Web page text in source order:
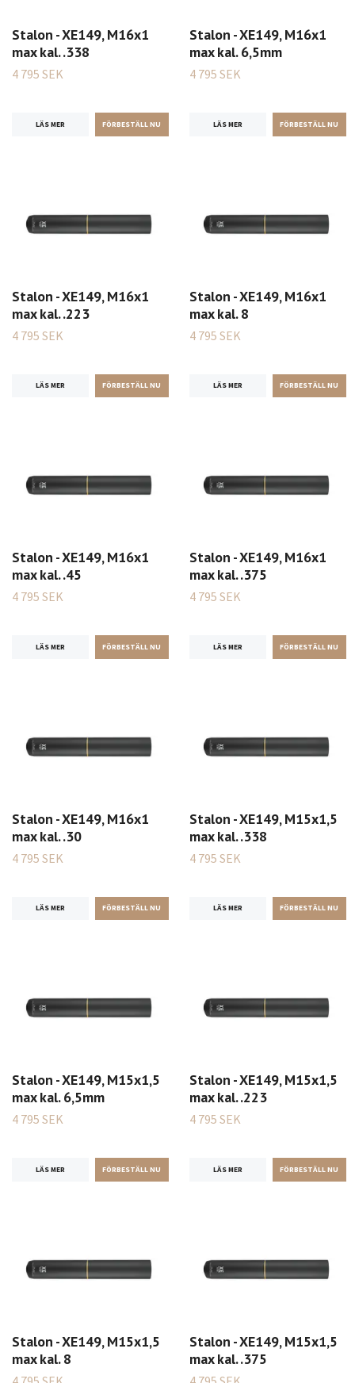
Stalon - XE149, M16x1
max kal. .338
4 795 SEK
LÄS MER
Stalon - XE149, M16x1
max kal. 6,5mm
4 795 SEK
LÄS MER
Stalon - XE149, M16x1
max kal. .223
4 795 SEK
LÄS MER
Stalon - XE149, M16x1
max kal. 8
4 795 SEK
LÄS MER
Stalon - XE149, M16x1
max kal. .45
4 795 SEK
LÄS MER
Stalon - XE149, M16x1
max kal. .375
4 795 SEK
LÄS MER
Stalon - XE149, M16x1
max kal. .30
4 795 SEK
LÄS MER
Stalon - XE149, M15x1,5
max kal. .338
4 795 SEK
LÄS MER
Stalon - XE149, M15x1,5
max kal. 6,5mm
4 795 SEK
LÄS MER
Stalon - XE149, M15x1,5
max kal. .223
4 795 SEK
LÄS MER
Stalon - XE149, M15x1,5
max kal. 8
Stalon - XE149, M15x1,5
max kal. .375